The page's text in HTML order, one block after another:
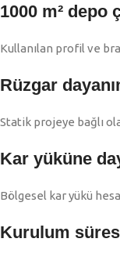
1000 m² depo
Kullanılan profil ve
Rüzgar
Statik projeye bağlı
Kar yüküne
Bölgesel kar yükü
Kurulum